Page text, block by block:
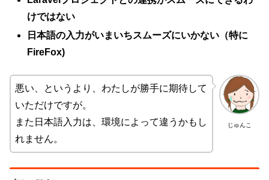
けではない
日本語の入力がいまいちスムーズにいかない（特に
FireFox)
じゅんこ
悪い、というより、わたしが勝手に期待して
いただけですが。
また日本語入力は、環境によって違うかもし
れません。